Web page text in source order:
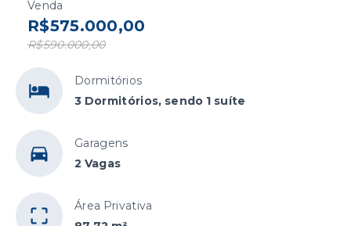
Venda
R$575.000,00
R$590.000,00
Dormitórios
3 Dormitórios, sendo 1 suíte
Garagens
2 Vagas
Área Privativa